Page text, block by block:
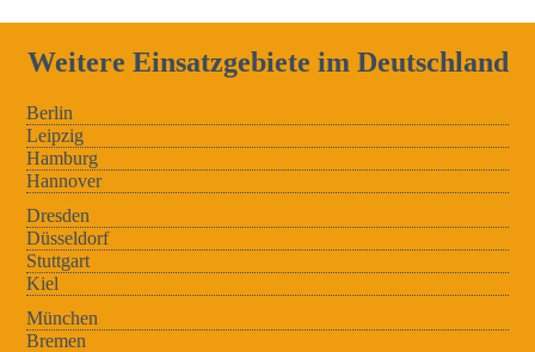
Weitere Einsatzgebiete im Deutschland
Berlin
Leipzig
Hamburg
Hannover
Dresden
Düsseldorf
Stuttgart
Kiel
München
Bremen